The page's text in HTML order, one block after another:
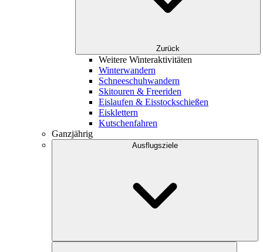
Zurück
Weitere Winteraktivitäten
Winterwandern
Schneeschuhwandern
Skitouren & Freeriden
Eislaufen & Eisstockschießen
Eisklettern
Kutschenfahren
Ganzjährig
Ausflugsziele